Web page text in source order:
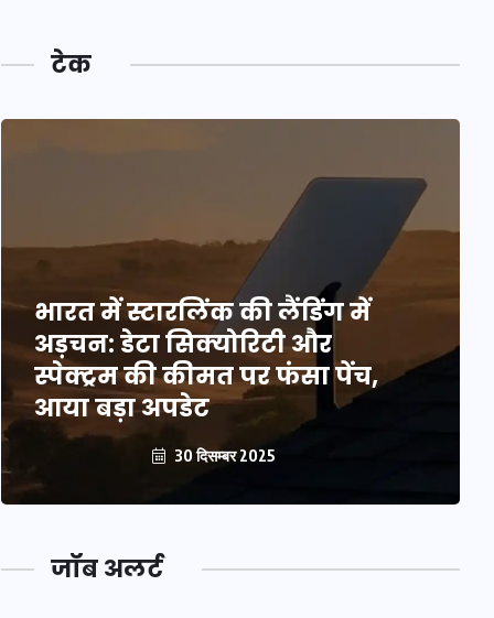
टेक
भारत में स्टारलिंक की लैंडिंग में
अड़चन: डेटा सिक्योरिटी और
स्पेक्ट्रम की कीमत पर फंसा पेंच,
आया बड़ा अपडेट
30 दिसम्बर 2025
जॉब अलर्ट